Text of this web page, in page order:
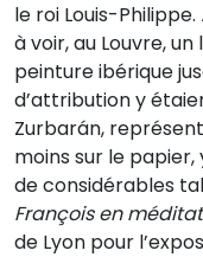
le roi Louis-
à voir, au Louvre,
peinture ibérique
d’attribution y
Zurbarán,
moins sur le
de considérables
François en
de Lyon pour